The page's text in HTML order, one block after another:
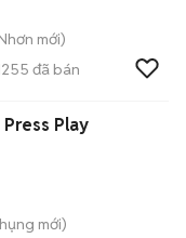
mới)
đã bán
Play
mới)